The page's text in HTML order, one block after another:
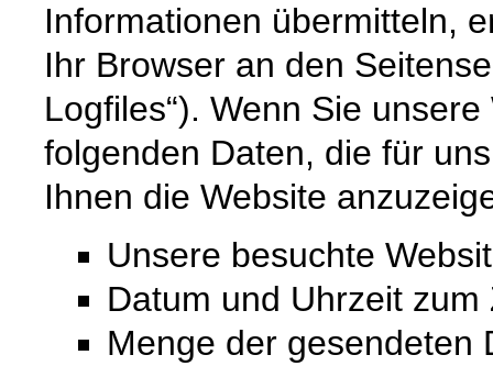
Informationen übermitteln,
Ihr Browser an den
Logfiles“). Wenn Sie
folgenden Daten, die für
Ihnen die Website
Unsere besuchte
Datum und Uhrzeit
Menge der gesendeten